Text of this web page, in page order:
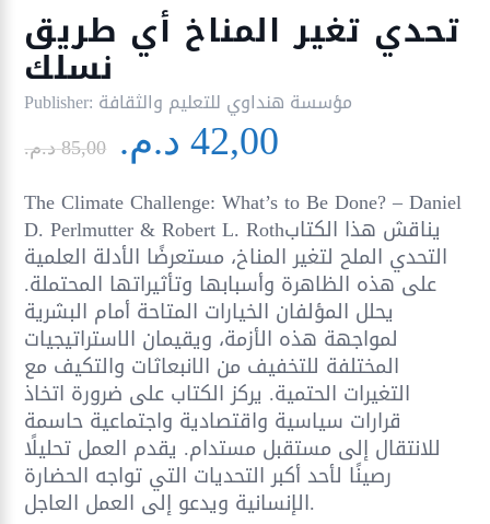
تحدي تغير المناخ أي طريق
نسلك
Publisher: مؤسسة هنداوي للتعليم والثقافة
85,00 د.م. Le
prix
initial
était : 85,00 د.م..
42,00 د.م.
actuel
est :
The Climate Challenge: What’s to Be Done? – Daniel
D. Perlmutter & Robert L. Rothيناقش هذا الكتاب
التحدي الملح لتغير المناخ، مستعرضًا الأدلة العلمية
على هذه الظاهرة وأسبابها وتأثيراتها المحتملة.
يحلل المؤلفان الخيارات المتاحة أمام البشرية
لمواجهة هذه الأزمة، ويقيمان الاستراتيجيات
المختلفة للتخفيف من الانبعاثات والتكيف مع
التغيرات الحتمية. يركز الكتاب على ضرورة اتخاذ
قرارات سياسية واقتصادية واجتماعية حاسمة
للانتقال إلى مستقبل مستدام. يقدم العمل تحليلًا
رصينًا لأحد أكبر التحديات التي تواجه الحضارة
الإنسانية ويدعو إلى العمل العاجل.